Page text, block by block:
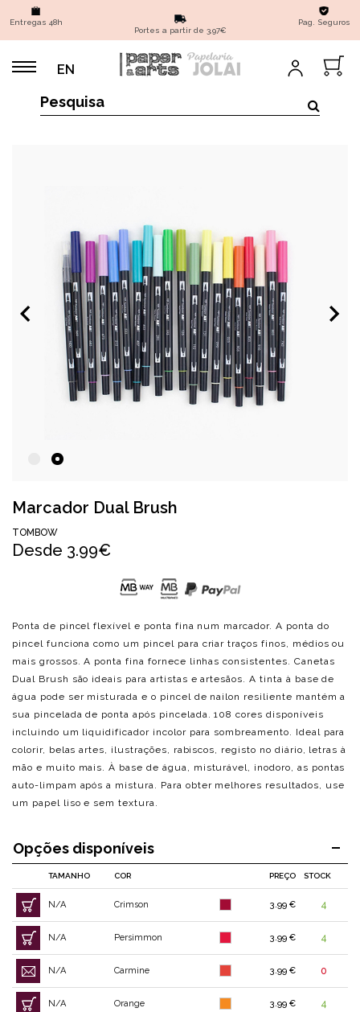
Entregas 48h
Portes a partir de 3,97€
Pag. Seguros
EN
Marcador Dual Brush
TOMBOW
Desde 3.99€
Ponta de pincel flexível e ponta fina num marcador. A ponta do
pincel funciona como um pincel para criar traços finos, médios ou
mais grossos. A ponta fina fornece linhas consistentes. Canetas
Dual Brush são ideais para artistas e artesãos. A tinta à base de
água pode ser misturada e o pincel de nailon resiliente mantém a
sua pincelada de ponta após pincelada. 108 cores disponíveis
incluindo um liquidificador incolor para sombreamento. Ideal para
colorir, belas artes, ilustrações, rabiscos, registo no diário, letras à
mão e muito mais. À base de água, misturável, inodoro, as pontas
auto-limpam após a mistura. Para obter melhores resultados, use
um papel liso e sem textura.
Opções disponíveis
TAMANHO COR PREÇO STOCK
N/A Crimson 3.99 € 4
N/A Persimmon 3.99 € 4
N/A Carmine 3.99 € 0
N/A Orange 3.99 € 4